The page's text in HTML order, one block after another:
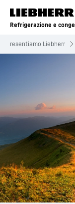
Refrigerazione e
Vi presentiamo Liebherr